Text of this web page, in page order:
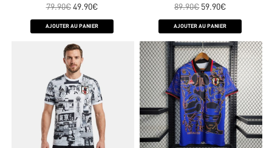
79.90€ 49.90€
AJOUTER AU PANIER
89.90€ 59.90€
AJOUTER AU PANIER